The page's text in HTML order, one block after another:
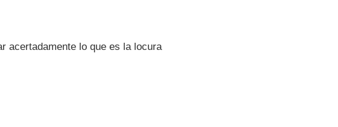
acertadamente lo que es la locura